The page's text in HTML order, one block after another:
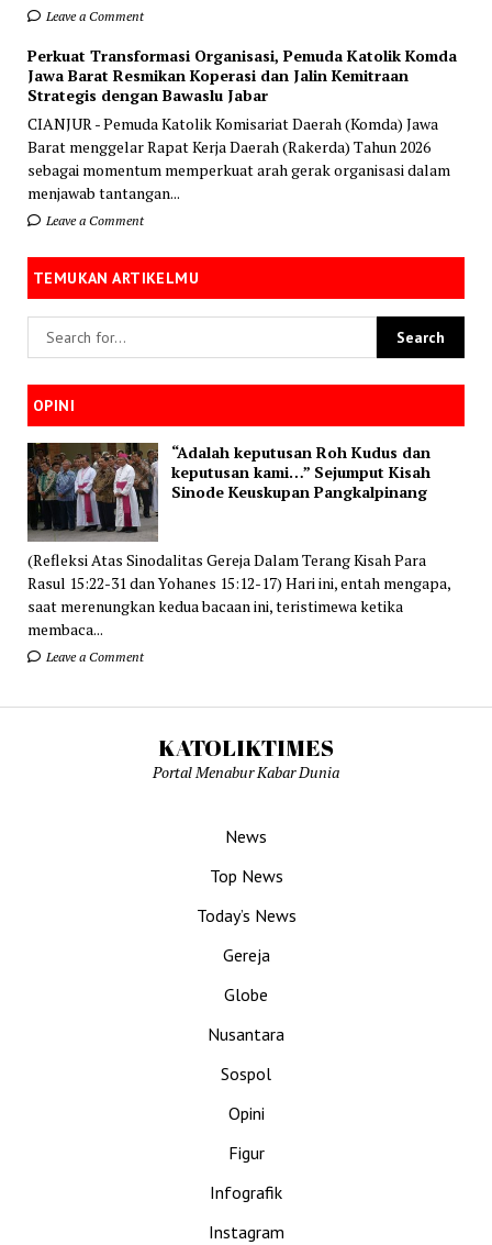
Leave a Comment
Perkuat Transformasi Organisasi, Pemuda Katolik Komda
Jawa Barat Resmikan Koperasi dan Jalin Kemitraan
Strategis dengan Bawaslu Jabar
CIANJUR - Pemuda Katolik Komisariat Daerah (Komda) Jawa
Barat menggelar Rapat Kerja Daerah (Rakerda) Tahun 2026
sebagai momentum memperkuat arah gerak organisasi dalam
menjawab tantangan...
Leave a Comment
TEMUKAN ARTIKELMU
OPINI
“Adalah keputusan Roh Kudus dan
keputusan kami…” Sejumput Kisah
Sinode Keuskupan Pangkalpinang
(Refleksi Atas Sinodalitas Gereja Dalam Terang Kisah Para
Rasul 15:22-31 dan Yohanes 15:12-17) Hari ini, entah mengapa,
saat merenungkan kedua bacaan ini, teristimewa ketika
membaca...
Leave a Comment
KATOLIKTIMES
Portal Menabur Kabar Dunia
News
Top News
Today’s News
Gereja
Globe
Nusantara
Sospol
Opini
Figur
Infografik
Instagram